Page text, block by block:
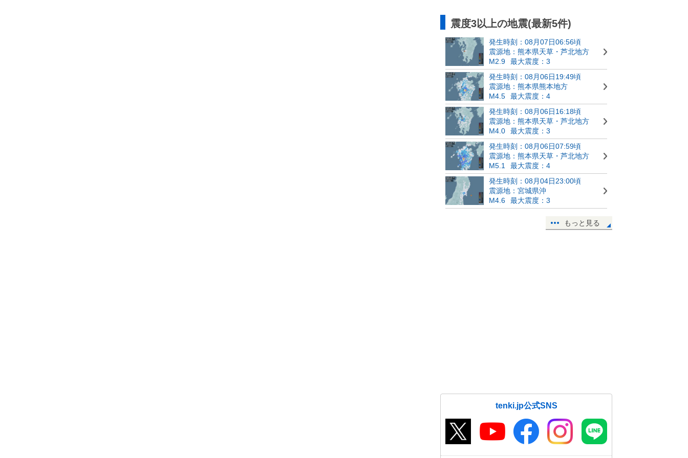
震度3以上の地震(最新5件)
発生時刻：08月07日06:56頃
震源地：熊本県天草・芦北地方
M2.9
最大震度：3
発生時刻：08月06日19:49頃
震源地：熊本県熊本地方
M4.5
最大震度：4
発生時刻：08月06日16:18頃
震源地：熊本県天草・芦北地方
M4.0
最大震度：3
発生時刻：08月06日07:59頃
震源地：熊本県天草・芦北地方
M5.1
最大震度：4
発生時刻：08月04日23:00頃
震源地：宮城県沖
M4.6
最大震度：3
もっと見る
tenki.jp公式SNS